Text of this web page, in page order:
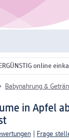
online
Babynahrung &
in Apfel
Frage